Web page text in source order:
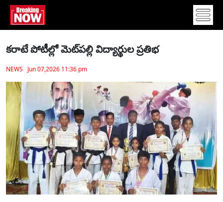
కరాటే పోటీల్లో మెట్‌పల్లి విద్యార్థుల ప్రతిభ
NEWS Jun 07,2026 11:36 pm